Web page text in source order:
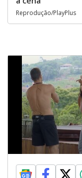
Reprodução/PlayPlus